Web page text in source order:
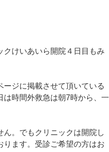
クけいあいら開院４日目もみ
ジに掲載させて頂いている
時間外救急は朝7時から、一
。でもクリニックは開院し
ります。受診ご希望の方はお